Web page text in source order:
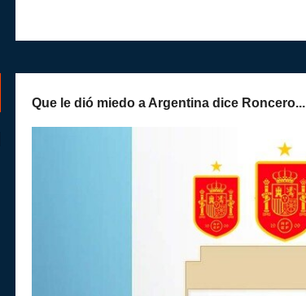
Que le dió miedo a Argentina dice Roncero...